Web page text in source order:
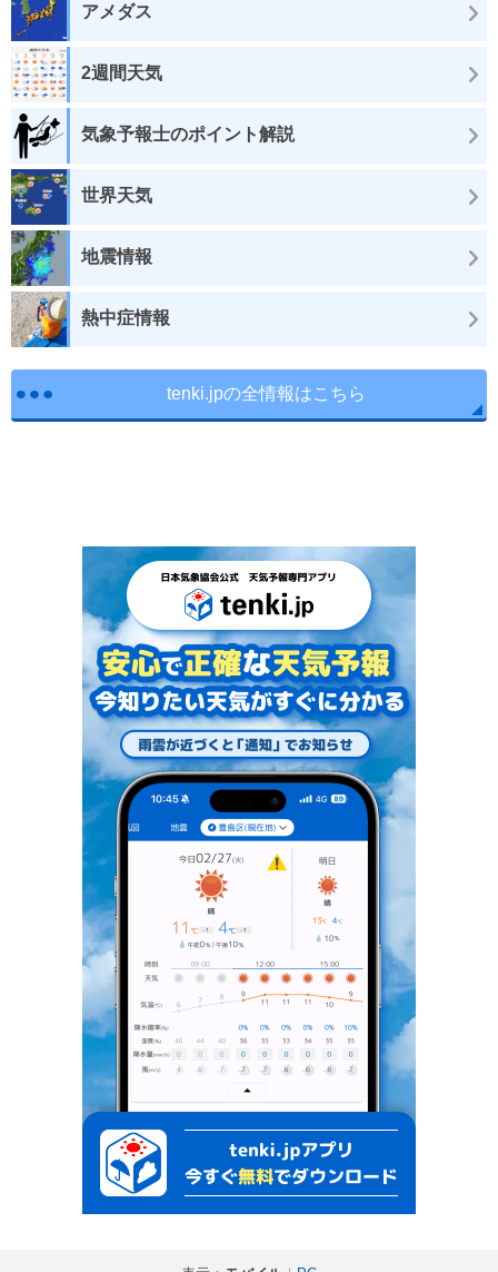
アメダス
2週間天気
気象予報士のポイント解説
世界天気
地震情報
熱中症情報
tenki.jpの全情報はこちら